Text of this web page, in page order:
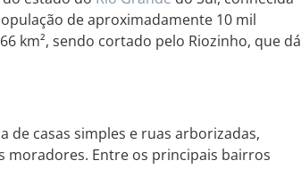
de aproximadamente 10 mil
km², sendo cortado pelo Riozinho, que dá
de casas simples e ruas arborizadas,
Entre os principais bairros